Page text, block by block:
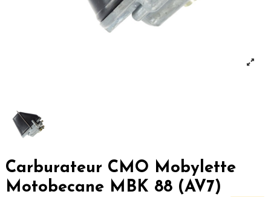
Carburateur CMO Mobylette
Motobecane MBK 88 (AV7)